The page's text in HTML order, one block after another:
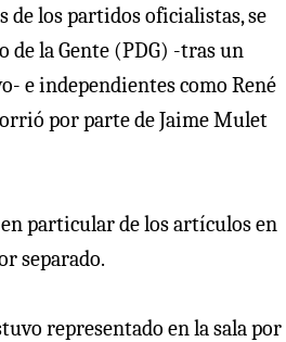
de los partidos oficialistas, se
de la Gente (PDG) -tras un
e independientes como René
por parte de Jaime Mulet
particular de los artículos en
separado.
representado en la sala por